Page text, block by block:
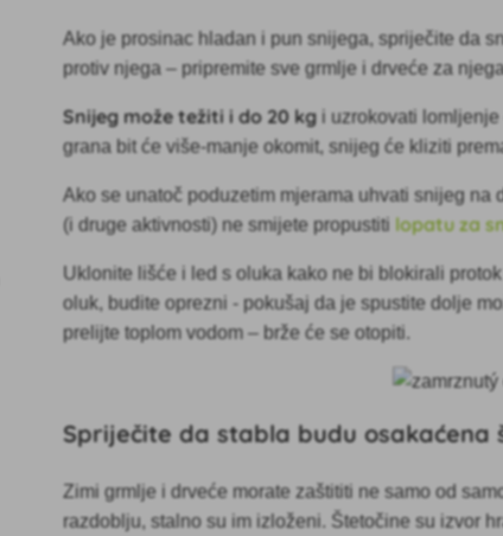
Ako je prosinac hladan i pun snijega, spriječite da
protiv njega – pripremite sve grmlje i drveće za
Snijeg može težiti i do 20 kg i uzrokovati
grana bit će više-manje okomit, snijeg će kliziti
Ako se unatoč poduzetim mjerama uhvati snijeg
(i druge aktivnosti) ne smijete propustiti lopatu za
Uklonite lišće i led s oluka kako ne bi blokirali
oluk, budite oprezni - pokušaj da je spustite dolje
prelijte toplom vodom – brže će se otopiti.
Spriječite da stabla budu osakaćena
Zimi grmlje i drveće morate zaštititi ne samo od
razdoblju, stalno su im izloženi. Štetočine su izvor